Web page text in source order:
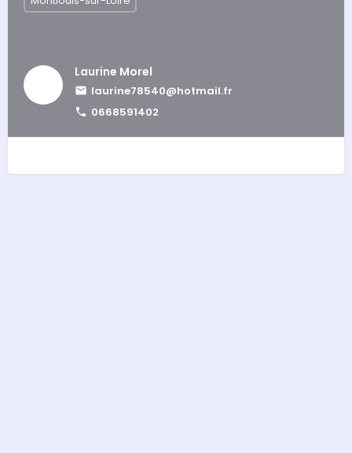
Laurine Morel
laurine78540@hotmail.fr
0668591402